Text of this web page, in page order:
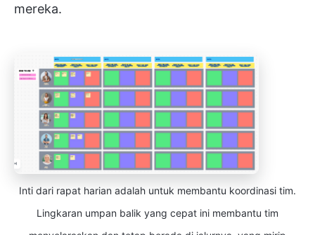
mereka.
Inti dari rapat harian adalah untuk membantu koordinasi tim.
Lingkaran umpan balik yang cepat ini membantu tim